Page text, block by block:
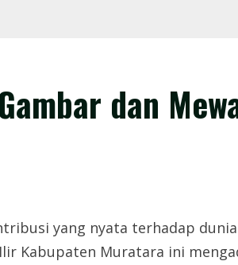
dan
yang nyata terhadap
Kabupaten Muratara ini